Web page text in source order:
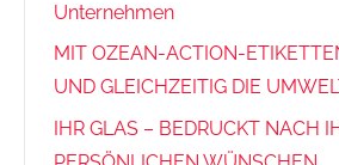
Unternehmen
MIT OZEAN-ACTION-
UND GLEICHZEITIG DIE
IHR GLAS – BEDRUCKT NACH